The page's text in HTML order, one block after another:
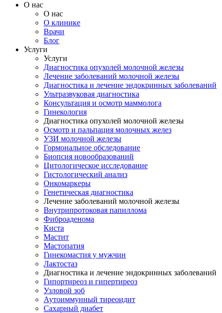
О нас
О нас
О клинике
Врачи
Блог
Услуги
Услуги
Диагностика опухолей молочной железы
Лечение заболеваний молочной железы
Диагностика и лечение эндокринных заболеваний
Ультразвуковая диагностика
Консультация и осмотр маммолога
Гинекология
Диагностика опухолей молочной железы
Осмотр и пальпация молочных желез
УЗИ молочной железы
Гормональное обследование
Биопсия новообразований
Цитологическое исследование
Гистологический анализ
Онкомаркеры
Генетическая диагностика
Лечение заболеваний молочной железы
Внутрипротоковая папиллома
Фиброаденома
Киста
Мастит
Мастопатия
Гинекомастия у мужчин
Лактостаз
Диагностика и лечение эндокринных заболеваний
Гипортиреоз и гипертиреоз
Узловой зоб
Аутоиммунный тиреоидит
Сахарный диабет